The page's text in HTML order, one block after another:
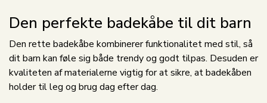
Den perfekte badekåbe til dit barn
Den rette badekåbe kombinerer funktionalitet med stil, så
dit barn kan føle sig både trendy og godt tilpas. Desuden er
kvaliteten af materialerne vigtig for at sikre, at badekåben
holder til leg og brug dag efter dag.